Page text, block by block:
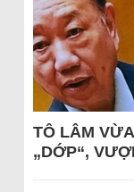
TÔ LÂM
„DỚP“,